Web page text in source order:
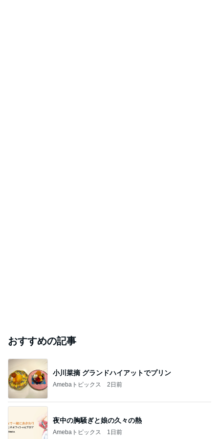
おすすめの記事
小川菜摘 グランドハイアットでプリン
Amebaトピックス 2日前
夜中の胸騒ぎと娘の久々の熱
Amebaトピックス 1日前